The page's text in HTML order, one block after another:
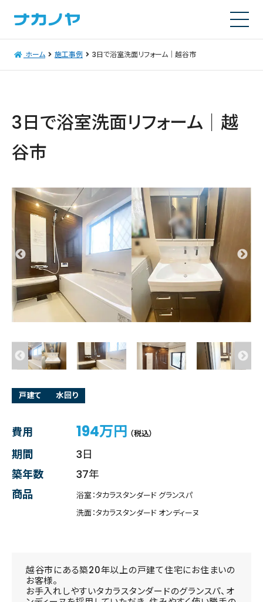
ホーム 施工事例 3日で浴室洗面リフォーム｜越谷市
3日で浴室洗面リフォーム｜越
谷市
戸建て 水回り
費用 194万円 （税込）
期間
3日
築年数
37年
商品
浴室：タカラスタンダード グランスパ
洗面：タカラスタンダード オンディーヌ
越谷市にある築20年以上の戸建て住宅にお住まいの
お客様。
お手入れしやすいタカラスタンダードのグランスパ、オ